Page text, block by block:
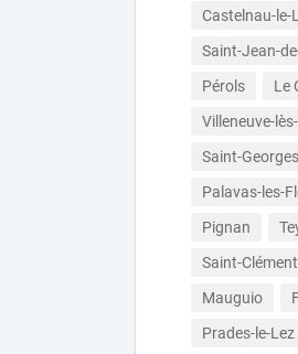
Castelnau-le-
Saint-Jean-
Pérols
Le
Villeneuve-
Saint-
Palavas-les-
Pignan
Saint-
Mauguio
Prades-le-Lez